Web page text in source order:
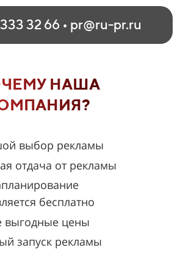
32 66 • pr@ru-pr.ru
НАША
выбор рекламы
отдача от рекламы
бесплатно
выгодные цены
запуск рекламы